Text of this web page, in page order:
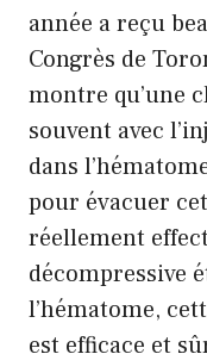
année a reçu
Congrès de
montre qu’une
souvent avec
dans
pour évacuer
réellement
décompressive
l’hématome,
est efficace et